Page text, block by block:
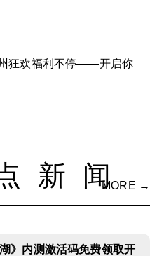
州狂欢福利不停——开启你
新闻
MORE →
》内测激活码免费领取开